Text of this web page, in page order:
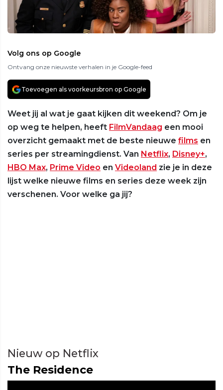
Volg ons op Google
Ontvang onze nieuwste verhalen in je Google-feed
Toevoegen als voorkeursbron op Google
Weet jij al wat je gaat kijken dit weekend? Om je
op weg te helpen, heeft FilmVandaag een mooi
overzicht gemaakt met de beste nieuwe films en
series per streamingdienst. Van Netflix, Disney+,
HBO Max, Prime Video en Videoland zie je in deze
lijst welke nieuwe films en series deze week zijn
verschenen. Voor welke ga jij?
Nieuw op Netflix
The Residence